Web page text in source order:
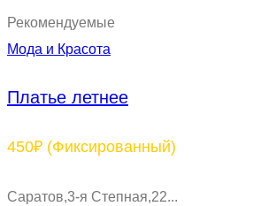
Рекомендуемые
Мода и Красота
Платье летнее
450₽ (Фиксированный)
Саратов,3-я Степная,22...